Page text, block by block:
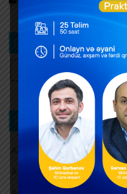
Bizi izləyin
Kateqoriya üzrə axtarış
Aksiz vergisi
Amortizasiya ayırmaları